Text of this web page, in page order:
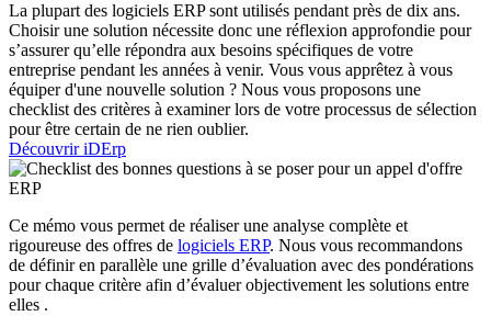
La plupart des logiciels ERP sont utilisés pendant près de dix ans.
Choisir une solution nécessite donc une réflexion approfondie pour
s’assurer qu’elle répondra aux besoins spécifiques de votre
entreprise pendant les années à venir. Vous vous apprêtez à vous
équiper d'une nouvelle solution ? Nous vous proposons une
checklist des critères à examiner lors de votre processus de sélection
pour être certain de ne rien oublier.
Découvrir iDErp
Ce mémo vous permet de réaliser une analyse complète et
rigoureuse des offres de logiciels ERP. Nous vous recommandons
de définir en parallèle une grille d’évaluation avec des pondérations
pour chaque critère afin d’évaluer objectivement les solutions entre
elles .